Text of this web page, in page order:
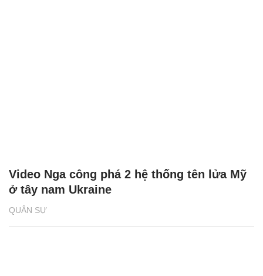
QUÂN SỰ
Video Nga công phá 2 hệ thống tên lửa Mỹ
ở tây nam Ukraine